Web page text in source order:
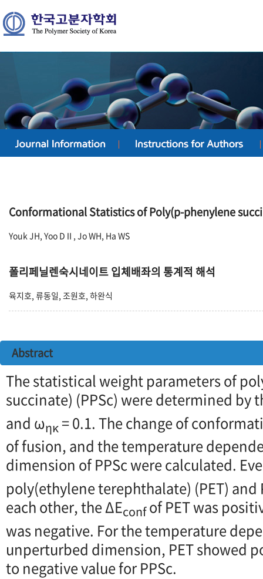
Conformational Statistics of Poly(p-phenylene
Youk JH, Yoo DⅡ, Jo WH, Ha WS
폴리페닐렌숙시네이트 입체배좌의 통계적 해석
육지호, 류동일, 조원호, 하완식
Abstract
The statistical weight parameters of
succinate) (PPSc) were determined by
and ωηκ = 0.1. The change of
of fusion, and the temperature
dimension of PPSc were calculated.
poly(ethylene terephthalate) (PET) and
each other, the ΔEconfof PET was
was negative. For the temperature
unperturbed dimension, PET showed
to negative value for PPSc.